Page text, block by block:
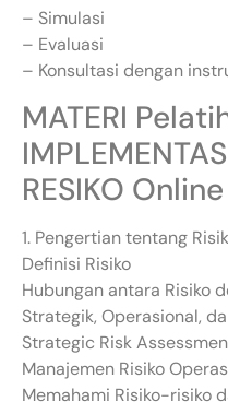
– Simulasi
– Evaluasi
– Konsultasi dengan
MATERI
RESIKO
1. Pengertian tentang
Definisi Risiko
Hubungan antara Risiko
Strategik, Operasional,
Strategic Risk
Manajemen Risiko
Memahami Risiko-risiko